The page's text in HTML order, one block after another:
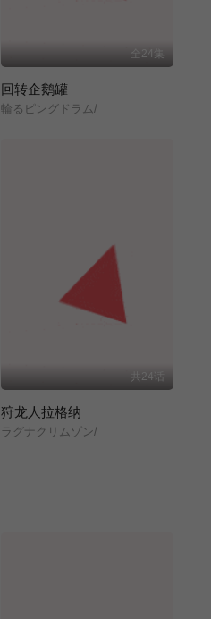
全24集
回转企鹅罐
輪るピングドラム/
共24话
狩龙人拉格纳
ラグナクリムゾン/